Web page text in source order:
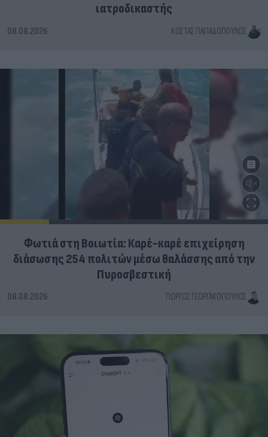
ιατροδικαστής
08.08.2026 ΚΏΣΤΑΣ ΠΑΠΑΔΌΠΟΥΛΟΣ
Φωτιά στη Βοιωτία: Καρέ-καρέ επιχείρηση
διάσωσης 254 πολιτών μέσω θαλάσσης από την
Πυροσβεστική
08.08.2026 ΓΙΏΡΓΟΣ ΓΕΩΡΓΑΚΌΠΟΥΛΟΣ